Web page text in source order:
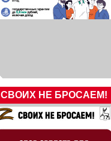
СВОИХ НЕ БРОСАЕМ!